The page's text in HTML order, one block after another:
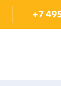
+7